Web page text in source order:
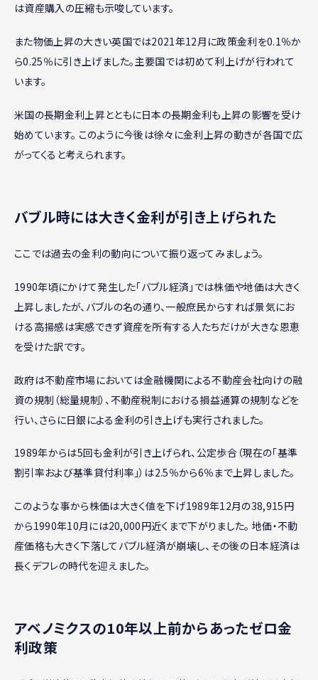
は資産購入の圧縮も示唆しています。
また物価上昇の大きい英国では2021年12月に政策金利を0.1％か
ら0.25％に引き上げました。主要国では初めて利上げが行われて
います。
米国の長期金利上昇とともに日本の長期金利も上昇の影響を受け
始めています。 このように今後は徐々に金利上昇の動きが各国で広
がってくると考えられます。
バブル時には大きく金利が引き上げられた
ここでは過去の金利の動向について振り返ってみましょう。
1990年頃にかけて発生した「バブル経済」では株価や地価は大きく
上昇しましたが、バブルの名の通り、一般庶民からすれば景気にお
ける高揚感は実感できず資産を所有する人たちだけが大きな恩恵
を受けた訳です。
政府は不動産市場においては金融機関による不動産会社向けの融
資の規制（総量規制）、不動産税制における損益通算の規制などを
行い、さらに日銀による金利の引き上げも実行されました。
1989年からは5回も金利が引き上げられ、公定歩合（現在の「基準
割引率および基準貸付利率」）は2.5％から6％まで上昇しました。
このような事から株価は大きく値を下げ1989年12月の38,915円
から1990年10月には20,000円近くまで下がりました。 地価・不動
産価格も大きく下落してバブル経済が崩壊し、その後の日本経済は
長くデフレの時代を迎えました。
アベノミクスの10年以上前からあったゼロ金
利政策